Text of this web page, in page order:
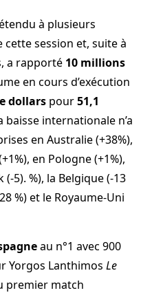
étendu à plusieurs
session et, suite à
a rapporté 10 millions
en cours d’exécution
dollars pour51,1
baisse internationale n’a
en Australie (+38%),
en Pologne (+1%),
5). %), la Belgique (-13
%) et le Royaume-Uni
au n°1 avec 900
Yorgos Lanthimos Le
premier match